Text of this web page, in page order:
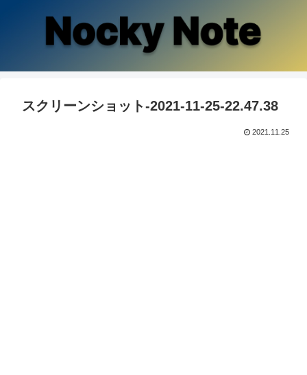
スクリーンショット-2021-11-25-22.47.38
2021.11.25